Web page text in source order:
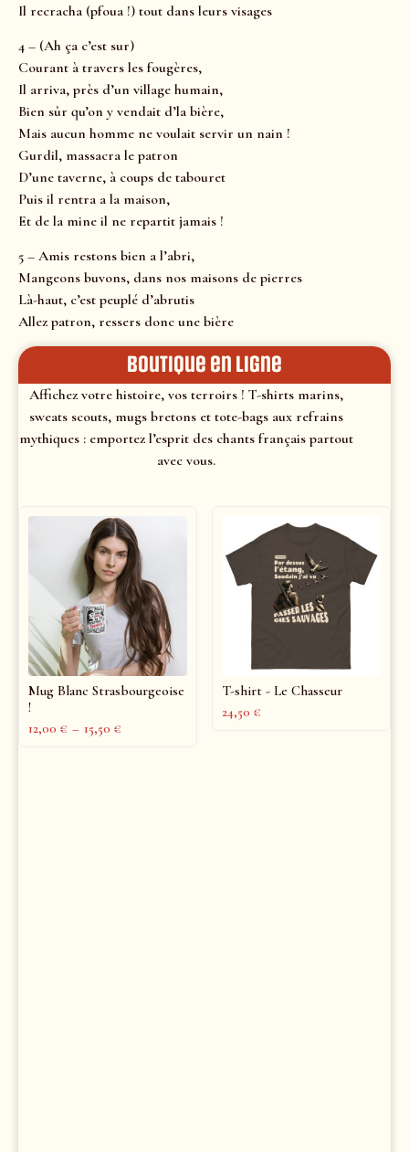
Il recracha (pfoua !) tout dans leurs visages
4 – (Ah ça c’est sur)
Courant à travers les fougères,
Il arriva, près d’un village humain,
Bien sûr qu’on y vendait d’la bière,
Mais aucun homme ne voulait servir un nain !
Gurdil, massacra le patron
D’une taverne, à coups de tabouret
Puis il rentra a la maison,
Et de la mine il ne repartit jamais !
5 – Amis restons bien a l’abri,
Mangeons buvons, dans nos maisons de pierres
Là-haut, c’est peuplé d’abrutis
Allez patron, ressers donc une bière
Boutique en ligne
Affichez votre histoire, vos terroirs ! T-shirts marins,
sweats scouts, mugs bretons et tote-bags aux refrains
mythiques : emportez l’esprit des chants français partout
avec vous.
Mug Blanc Strasbourgeoise
!
12,00 € – 15,50 €
T-shirt - Le Chasseur
24,50 €